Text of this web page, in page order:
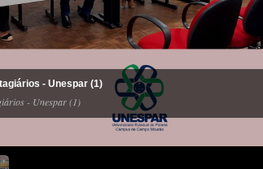
- Unespar (1)
- Unespar (1)